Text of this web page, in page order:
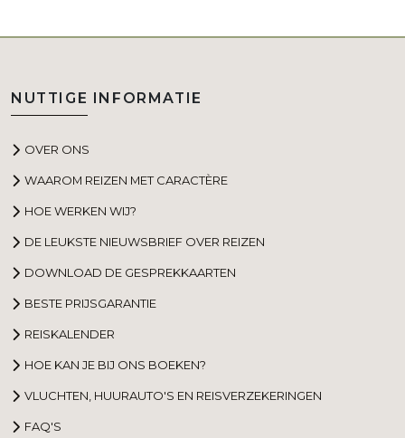
NUTTIGE INFORMATIE
OVER ONS
WAAROM REIZEN MET CARACTÈRE
HOE WERKEN WIJ?
DE LEUKSTE NIEUWSBRIEF OVER REIZEN
DOWNLOAD DE GESPREKKAARTEN
BESTE PRIJSGARANTIE
REISKALENDER
HOE KAN JE BIJ ONS BOEKEN?
VLUCHTEN, HUURAUTO'S EN REISVERZEKERINGEN
FAQ'S